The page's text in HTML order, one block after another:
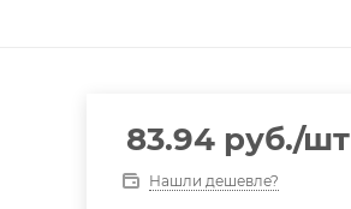
83.94руб./шт
Нашли дешевле?